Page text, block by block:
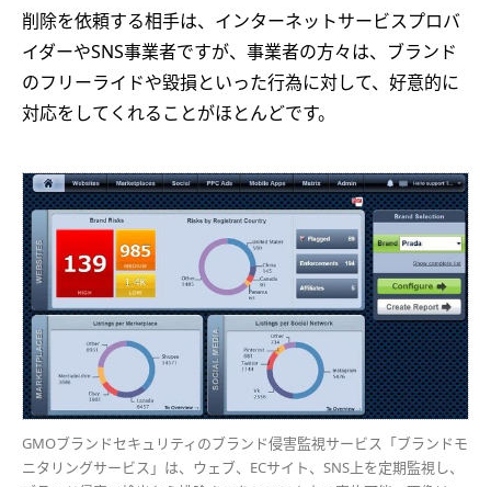
削除を依頼する相手は、インターネットサービスプロバ
イダーやSNS事業者ですが、事業者の方々は、ブランド
のフリーライドや毀損といった行為に対して、好意的に
対応をしてくれることがほとんどです。
GMOブランドセキュリティのブランド侵害監視サービス「ブランドモ
ニタリングサービス」は、ウェブ、ECサイト、SNS上を定期監視し、